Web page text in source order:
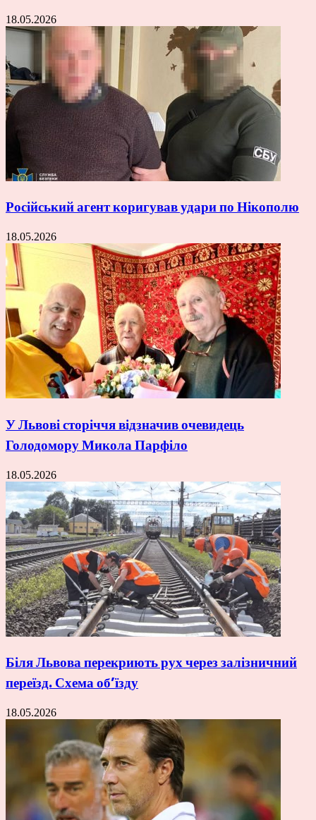
18.05.2026
Російський агент коригував удари по Нікополю
18.05.2026
У Львові сторіччя відзначив очевидець
Голодомору Микола Парфіло
18.05.2026
Біля Львова перекриють рух через залізничний
переїзд. Схема об’їзду
18.05.2026